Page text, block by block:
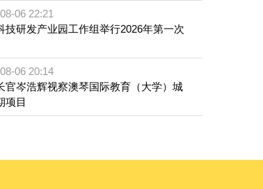
06 22:21
技研发产业园工作组举行2026年第一次
06 20:14
官岑浩辉视察澳琴国际教育（大学）城
项目